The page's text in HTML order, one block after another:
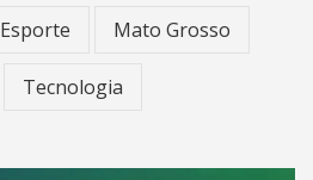
Esporte Mato Grosso
Tecnologia